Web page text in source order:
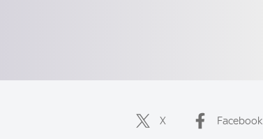
X Facebook